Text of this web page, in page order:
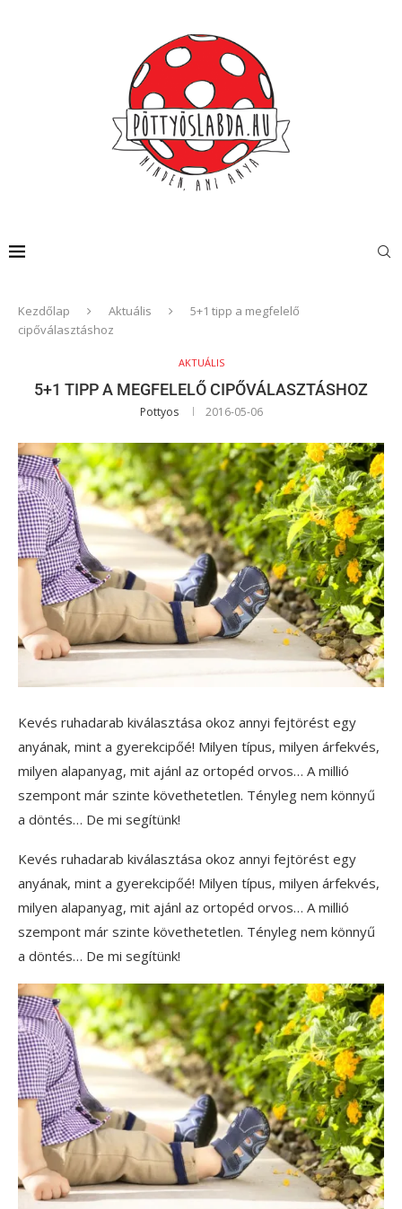
Kezdőlap Aktuális
5+1 tipp a megfelelő
cipőválasztáshoz
AKTUÁLIS
5+1 TIPP A MEGFELELŐ CIPŐVÁLASZTÁSHOZ
Pottyos 2016-05-06
Kevés ruhadarab kiválasztása okoz annyi fejtörést egy
anyának, mint a gyerekcipőé! Milyen típus, milyen árfekvés,
milyen alapanyag, mit ajánl az ortopéd orvos… A millió
szempont már szinte követhetetlen. Tényleg nem könnyű
a döntés… De mi segítünk!
Kevés ruhadarab kiválasztása okoz annyi fejtörést egy
anyának, mint a gyerekcipőé! Milyen típus, milyen árfekvés,
milyen alapanyag, mit ajánl az ortopéd orvos… A millió
szempont már szinte követhetetlen. Tényleg nem könnyű
a döntés… De mi segítünk!